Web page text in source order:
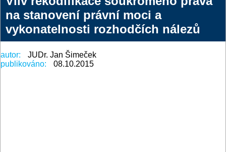
na stanovení právní moci a
vykonatelnosti rozhodčích nálezů
autor:
JUDr. Jan Šimeček
publikováno:
08.10.2015